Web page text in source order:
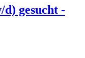
d) gesucht -